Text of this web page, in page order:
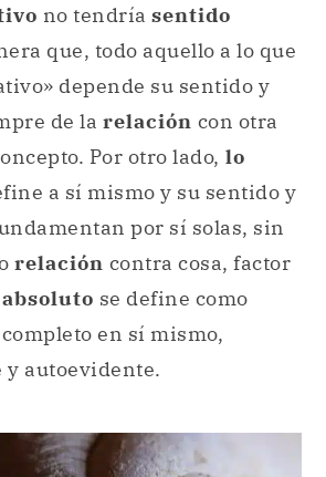
no tendría sentido
que, todo aquello a lo que
depende su sentido y
de la relación con otra
Por otro lado, lo
a sí mismo y su sentido y
por sí solas, sin
relación contra cosa, factor
se define como
en sí mismo,
autoevidente.